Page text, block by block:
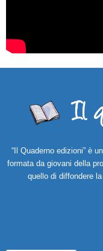
“Il Quaderno edizioni” è
formata da giovani della
quello di diffondere